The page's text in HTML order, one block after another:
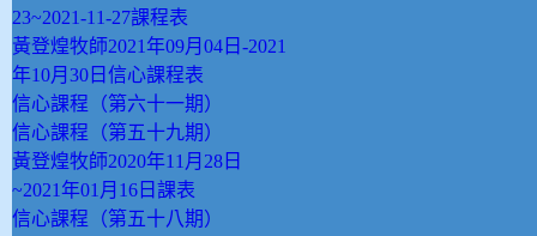
23~2021-11-27課程表
黃登煌牧師2021年09月04日-2021
年10月30日信心課程表
信心課程（第六十一期）
信心課程（第五十九期）
黃登煌牧師2020年11月28日
~2021年01月16日課表
信心課程（第五十八期）